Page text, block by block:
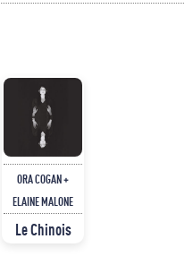
ORA COGAN +
ELAINE MALONE
Le Chinois